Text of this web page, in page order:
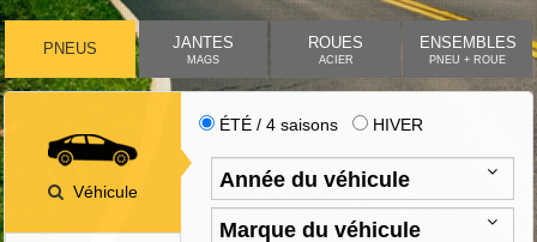
PNEUS JANTES
MAGS
ROUES
ACIER
ENSEMBLES
PNEU + ROUE
Véhicule
ÉTÉ / 4 saisons HIVER